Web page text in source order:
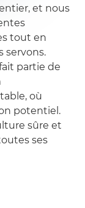
et nous
tout en
servons.
partie de
où
potentiel.
sûre et
ses